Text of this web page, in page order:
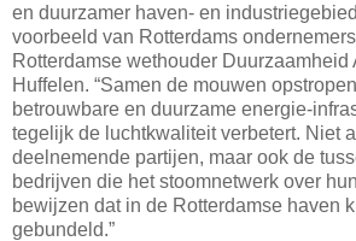
en duurzamer haven- en
voorbeeld van Rotterdams
Rotterdamse wethouder Duurzaamheid
Huffelen. “Samen de mouwen
betrouwbare en duurzame energie-
tegelijk de luchtkwaliteit verbetert. Niet
deelnemende partijen, maar ook de
bedrijven die het stoomnetwerk over
bewijzen dat in de Rotterdamse haven
gebundeld.”